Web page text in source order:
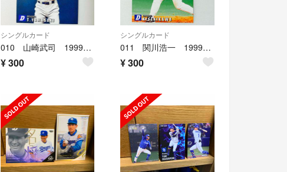
シングルカード
010 山崎武司 1999プロ野球チップスカード
¥300
シングルカード
011 関川浩一 1999プロ野球チップスカード
¥300